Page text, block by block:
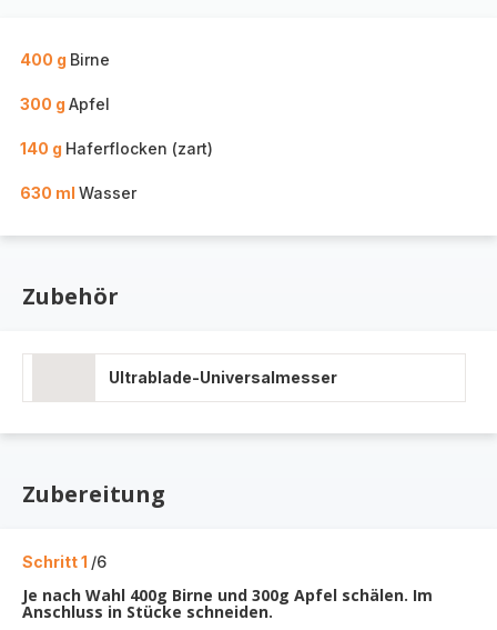
400 g Birne
300 g Apfel
140 g Haferflocken (zart)
630 ml Wasser
Zubehör
Ultrablade-Universalmesser
Zubereitung
Schritt 1 /6
Je nach Wahl 400g Birne und 300g Apfel schälen. Im
Anschluss in Stücke schneiden.